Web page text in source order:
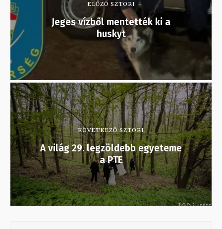
ELŐZŐ SZTORI
Jeges vízből mentették ki a
huskyt
KÖVETKEZŐ SZTORI
A világ 29. legzöldebb egyeteme
a PTE